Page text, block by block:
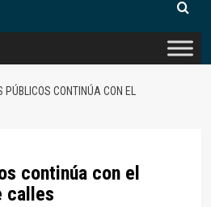
PÚBLICOS CONTINÚA CON EL
continúa con el
calles